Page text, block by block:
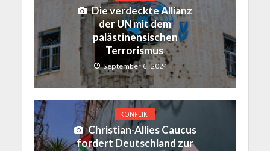
Die verdeckte Allianz
der UN mit dem
palästinensischen
Terrorismus
September 6, 2024
KONFLIKT
Christian-Allies Caucus
fordert Deutschland zur